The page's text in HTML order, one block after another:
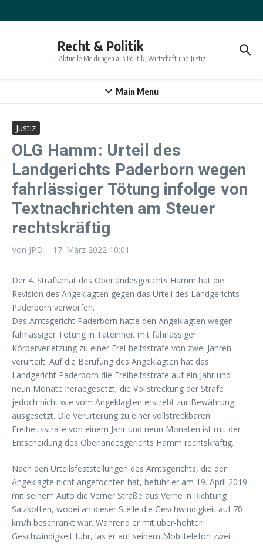
Recht & Politik
Aktuelle Meldungen aus Politik, Wirtschaft und Justiz
Main Menu
Justiz
OLG Hamm: Urteil des
Landgerichts Paderborn wegen
fahrlässiger Tötung infolge von
Textnachrichten am Steuer
rechtskräftig
Von JPD 17. März 2022 10:01
Der 4. Strafsenat des Oberlandesgerichts Hamm hat die
Revision des Angeklagten gegen das Urteil des Landgerichts
Paderborn verworfen.
Das Amtsgericht Paderborn hatte den Angeklagten wegen
fahrlässiger Tötung in Tateinheit mit fahrlässiger
Körperverletzung zu einer Frei-heitsstrafe von zwei Jahren
verurteilt. Auf die Berufung des Angeklagten hat das
Landgericht Paderborn die Freiheitsstrafe auf ein Jahr und
neun Monate herabgesetzt, die Vollstreckung der Strafe
jedoch nicht wie vom Angeklagten erstrebt zur Bewährung
ausgesetzt. Die Verurteilung zu einer vollstreckbaren
Freiheitsstrafe von einem Jahr und neun Monaten ist mit der
Entscheidung des Oberlandesgerichts Hamm rechtskräftig.
Nach den Urteilsfeststellungen des Amtsgerichts, die der
Angeklagte nicht angefochten hat, befuhr er am 19. April 2019
mit seinem Auto die Verner Straße aus Verne in Richtung
Salzkotten, wobei an dieser Stelle die Geschwindigkeit auf 70
km/h beschränkt war. Während er mit über-höhter
Geschwindigkeit fuhr, las er auf seinem Mobiltelefon zwei